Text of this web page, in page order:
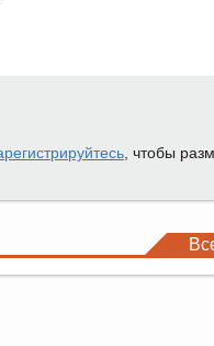
, чтобы